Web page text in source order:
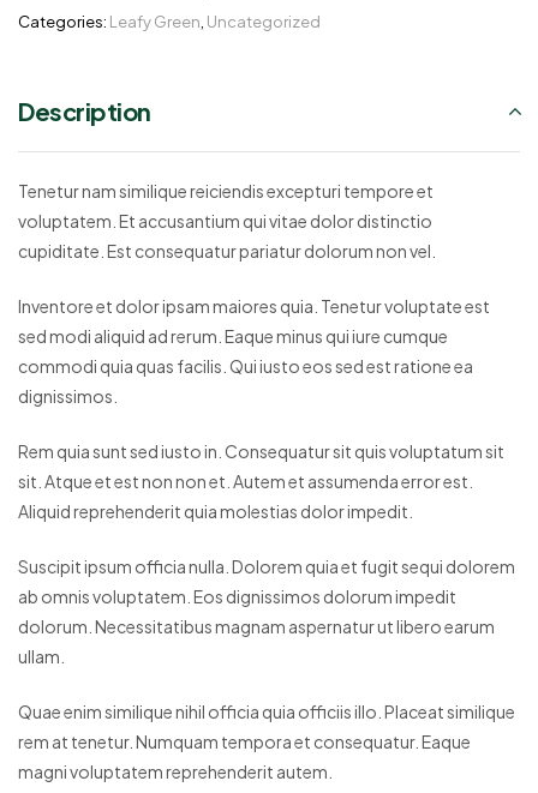
Categories: Leafy Green, Uncategorized
Description
Tenetur nam similique reiciendis excepturi tempore et
voluptatem. Et accusantium qui vitae dolor distinctio
cupiditate. Est consequatur pariatur dolorum non vel.
Inventore et dolor ipsam maiores quia. Tenetur voluptate est
sed modi aliquid ad rerum. Eaque minus qui iure cumque
commodi quia quas facilis. Qui iusto eos sed est ratione ea
dignissimos.
Rem quia sunt sed iusto in. Consequatur sit quis voluptatum sit
sit. Atque et est non non et. Autem et assumenda error est.
Aliquid reprehenderit quia molestias dolor impedit.
Suscipit ipsum officia nulla. Dolorem quia et fugit sequi dolorem
ab omnis voluptatem. Eos dignissimos dolorum impedit
dolorum. Necessitatibus magnam aspernatur ut libero earum
ullam.
Quae enim similique nihil officia quia officiis illo. Placeat similique
rem at tenetur. Numquam tempora et consequatur. Eaque
magni voluptatem reprehenderit autem.